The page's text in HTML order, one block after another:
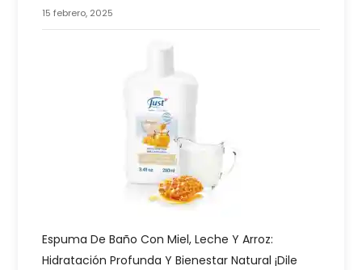
15 febrero, 2025
Espuma De Baño Con Miel, Leche Y Arroz:
Hidratación Profunda Y Bienestar Natural ¡Dile